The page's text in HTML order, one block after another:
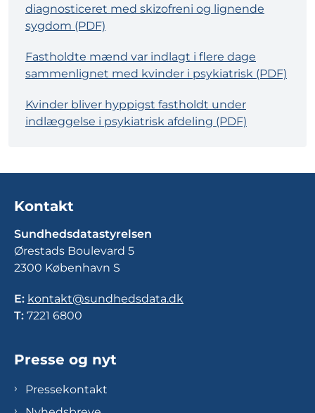
diagnosticeret med skizofreni og lignende
sygdom (PDF)
Fastholdte mænd var indlagt i flere dage
sammenlignet med kvinder i psykiatrisk (PDF)
Kvinder bliver hyppigst fastholdt under
indlæggelse i psykiatrisk afdeling (PDF)
Kontakt
Sundhedsdatastyrelsen
Ørestads Boulevard 5
2300 København S
E: kontakt@sundhedsdata.dk
T: 7221 6800
Presse og nyt
Pressekontakt